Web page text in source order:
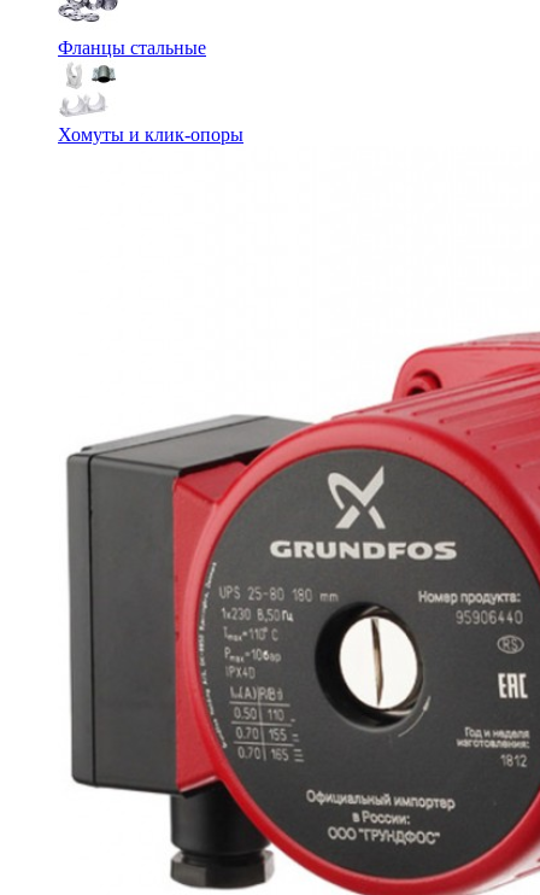
Фланцы стальные
Хомуты и клик-опоры